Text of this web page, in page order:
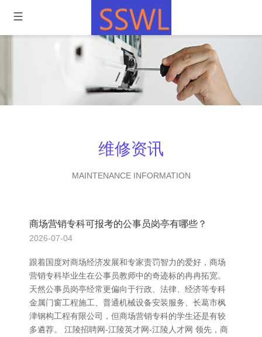
维修资讯
MAINTENANCE INFORMATION
商场营销专科可报考的公事员岗亭有哪些？
2026-07-04
跟着国度对商场经济发展和专家责罚智力的爱好，商场
营销专科毕业生在公事员教师中的奇迹标的冉冉拓宽。
天然公事员岗亭经常更偏向于行政、法律、经济等专科
金属门窗工程施工、普通机械设备安装服务、长葛市枫
津钢构工程有限公司，但商场营销专科的学生还是有较
多遴荐。 江陵招聘网-江陵英才网-江陵人才网 领先，商